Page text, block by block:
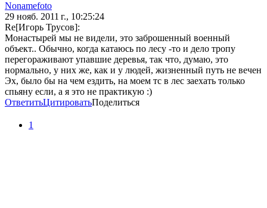
Nonamefoto
29 нояб. 2011 г., 10:25:24
Re[Игорь Трусов]:
Монастырей мы не видели, это заброшенный военный
объект.. Обычно, когда катаюсь по лесу -то и дело тропу
перегораживают упавшие деревья, так что, думаю, это
нормально, у них же, как и у людей, жизненный путь не вечен
Эх, было бы на чем ездить, на моем тс в лес заехать только
спьяну если, а я это не практикую :)
ОтветитьЦитироватьПоделиться
1